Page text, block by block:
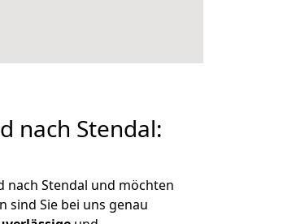
nach Stendal:
nach Stendal und möchten
sind Sie bei uns genau